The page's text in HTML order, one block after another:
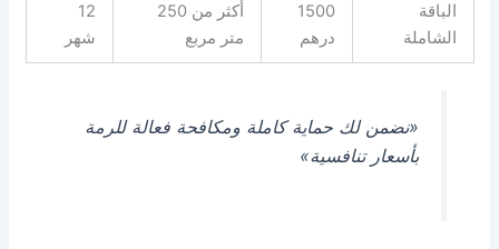
الباقة
الشاملة
1500
درهم
أكثر من 250
متر مربع
12
شهر
«نضمن لك حماية كاملة ومكافحة فعالة للرمة
بأسعار تنافسية»